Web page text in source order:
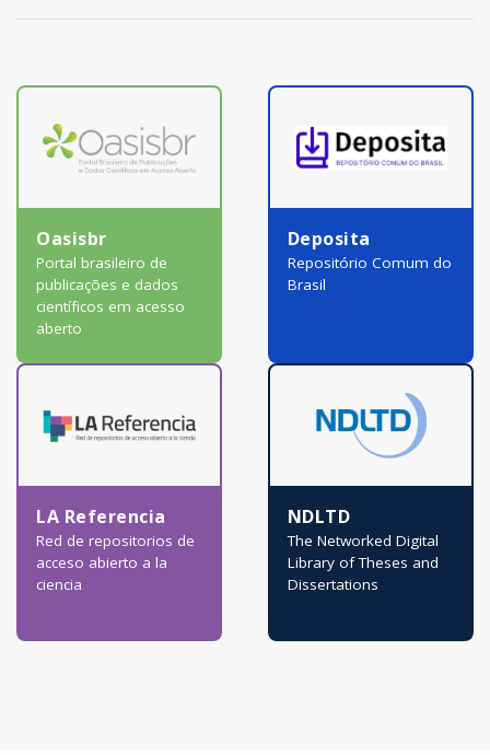
Oasisbr
Portal brasileiro de
publicações e dados
científicos em acesso
aberto
Deposita
Repositório Comum do
Brasil
LA Referencia
Red de repositorios de
acceso abierto a la
ciencia
NDLTD
The Networked Digital
Library of Theses and
Dissertations